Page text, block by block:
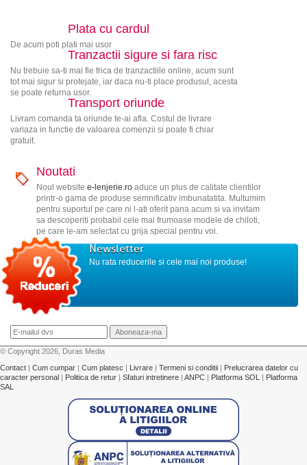
Plata cu cardul
De acum poti plati mai usor
Tranzactii sigure si fara risc
Nu trebuie sa-ti mai fie frica de tranzactiile online, acum sunt
tot mai sigur si protejate, iar daca nu-ti place produsul, acesta
se poate returna usor.
Transport oriunde
Livram comanda ta oriunde te-ai afla. Costul de livrare
variaza in functie de valoarea comenzii si poate fi chiar
gratuit.
Noutati
Noul website e-lenjerie.roaduce un plus de calitate clientilor
printr-o gama de produse semnificativ imbunatatita. Multumim
pentru suportul pe care ni l-ati oferit pana acum si va invitam
sa descoperiti probabil cele mai frumoase modele de chiloti,
pe care le-am selectat cu grija special pentru voi.
Newsletter
Nu rata reducerile si cele mai noi produse!
© Copyright 2026, Duras Media
Contact | Cum cumpar | Cum platesc | Livrare | Termeni si conditii | Prelucrarea datelor cu
caracter personal | Politica de retur | Sfaturi intretinere | ANPC | Platforma SOL | Platforma
SAL